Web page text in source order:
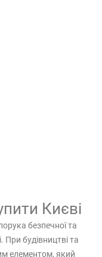
Києві
безпечної та
При будівництві та
елементом, який